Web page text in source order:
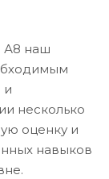
А8 наш
и
несколько
оценку и
навыков